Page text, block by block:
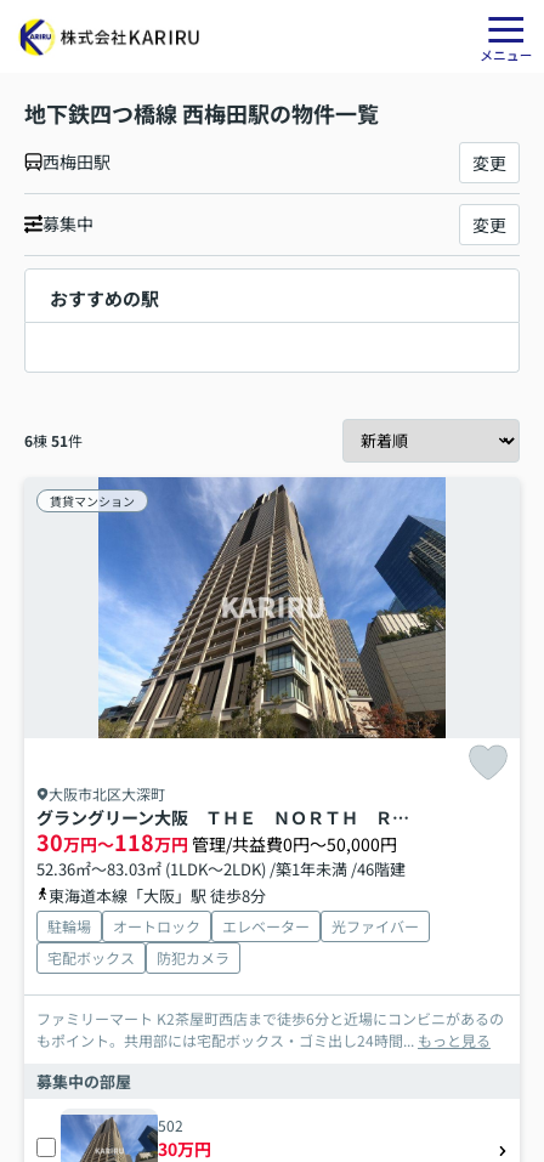
地下鉄四つ橋線 西梅田駅の物件一覧
西梅田駅 変更
募集中 変更
おすすめの駅
6棟51件
賃貸マンション
大阪市北区大深町
グラングリーン大阪 ＴＨＥ ＮＯＲＴＨ ＲＥＳＩＤＥＮＣＥ
30万円～118万円 管理/共益費0円～50,000円
52.36㎡～83.03㎡ (1LDK～2LDK) /築1年未満 /46階建
東海道本線「大阪」駅 徒歩8分
駐輪場 オートロック エレベーター
光ファイバー
宅配ボックス
防犯カメラ
ファミリーマート K2茶屋町西店まで徒歩6分と近場にコンビニがあるの
もポイント。共用部には宅配ボックス・ゴミ出し24時間... もっと見る
募集中の部屋
502
30万円